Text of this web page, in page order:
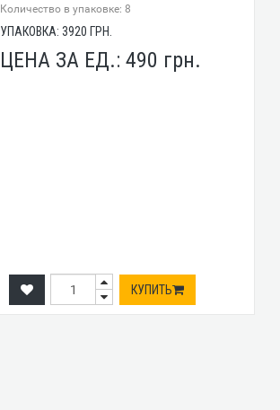
Количество в упаковке: 8
УПАКОВКА:3920 ГРН.
ЦЕНА ЗА ЕД.:490 грн.
КУПИТЬ